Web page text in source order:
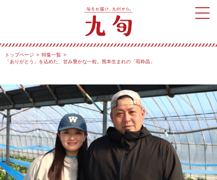
トップページ
特集一覧
「ありがとう」を込めた、甘み豊かな一粒。熊本生まれの「苺粋晶」